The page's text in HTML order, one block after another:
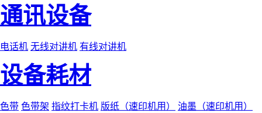
通讯设备
电话机 无线对讲机 有线对讲机
设备耗材
色带 色带架 指纹打卡机 版纸（速印机用） 油墨（速印机用）